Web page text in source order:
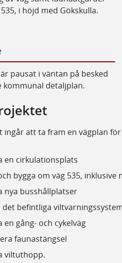
i höjd med Gökskulla.
pausat i väntan på besked
kommunal detaljplan.
ingår att ta fram en vägplan
en cirkulationsplats
bygga om väg 535,
nya busshållplatser
det befintliga
en gång- och cykelväg
faunastängsel
viltuthopp.